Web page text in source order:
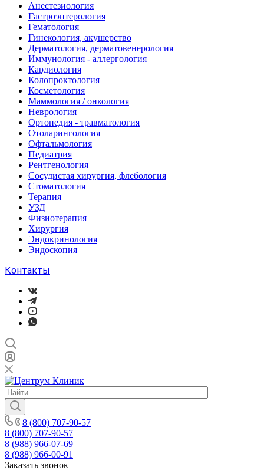
Анестезиология
Гастроэнтерология
Гематология
Гинекология, акушерство
Дерматология, дерматовенерология
Иммунология - аллергология
Кардиология
Колопроктология
Косметология
Маммология / онкология
Неврология
Ортопедия - травматология
Отоларингология
Офтальмология
Педиатрия
Рентгенология
Сосудистая хирургия, флебология
Стоматология
Терапия
УЗД
Физиотерапия
Хирургия
Эндокринология
Эндоскопия
Контакты
8 (800) 707-90-57
8 (800) 707-90-57
8 (988) 966-07-69
8 (988) 966-00-91
Заказать звонок